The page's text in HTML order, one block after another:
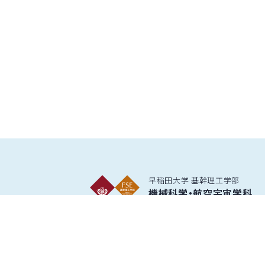
早稲田大学 基幹理工学部
機械科学・航空宇宙学科